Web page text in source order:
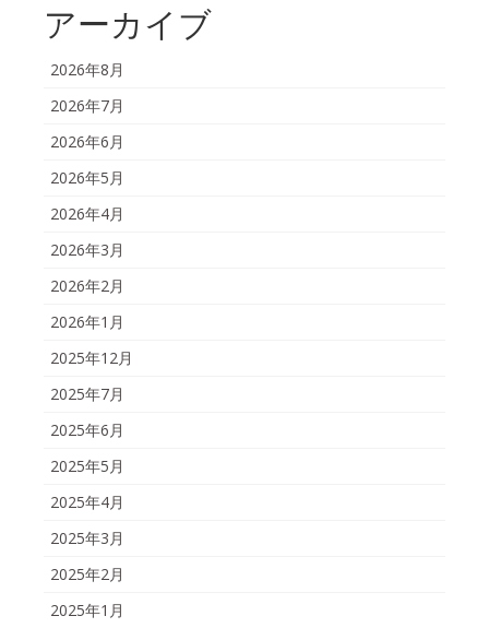
アーカイブ
2026年8月
2026年7月
2026年6月
2026年5月
2026年4月
2026年3月
2026年2月
2026年1月
2025年12月
2025年7月
2025年6月
2025年5月
2025年4月
2025年3月
2025年2月
2025年1月